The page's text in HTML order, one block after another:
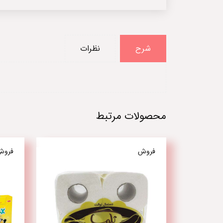
شرح نظرات
محصولات مرتبط
فروش فروش